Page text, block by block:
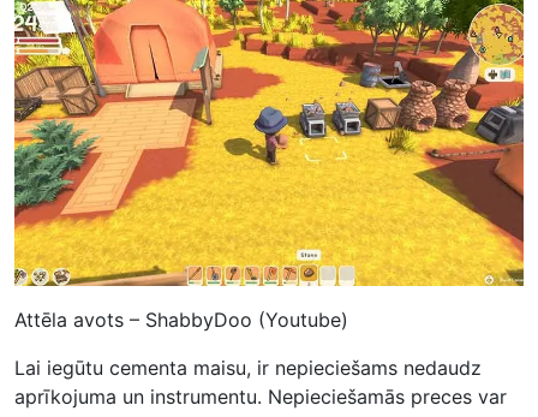
Attēla avots – ShabbyDoo (Youtube)
Lai iegūtu cementa maisu, ir nepieciešams nedaudz
aprīkojuma un instrumentu. Nepieciešamās preces var